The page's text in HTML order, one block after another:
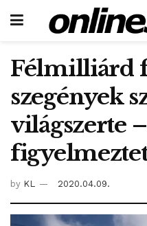
Félmilliárd
szegények
világszerte
by KL 2020.04.09.